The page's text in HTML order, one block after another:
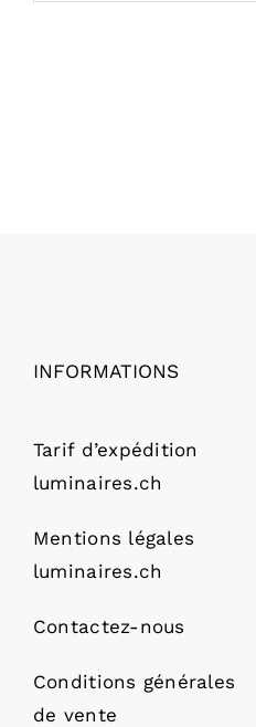
INFORMATIONS
Tarif d’expédition
luminaires.ch
Mentions légales
luminaires.ch
Contactez-nous
Conditions générales
de vente